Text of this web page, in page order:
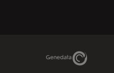
Genedata Link